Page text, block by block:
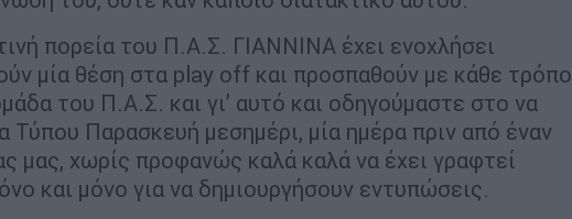
πορεία του Π.Α.Σ. ΓΙΑΝΝΙΝΑ έχει ενοχλήσει
μία θέση στα play off και προσπαθούν με κάθε τρόπο
του Π.Α.Σ. και γι’ αυτό και οδηγούμαστε στο να
Τύπου Παρασκευή μεσημέρι, μία ημέρα πριν από έναν
μας, χωρίς προφανώς καλά καλά να έχει γραφτεί
και μόνο για να δημιουργήσουν εντυπώσεις.